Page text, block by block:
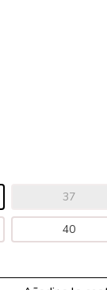
37
40